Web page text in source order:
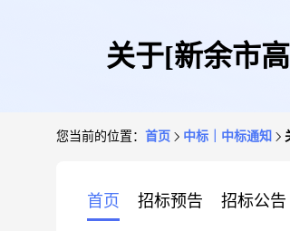
关于[新余市
您当前的位置： 首页 中标｜中标通知
首页 招标预告 招标公告